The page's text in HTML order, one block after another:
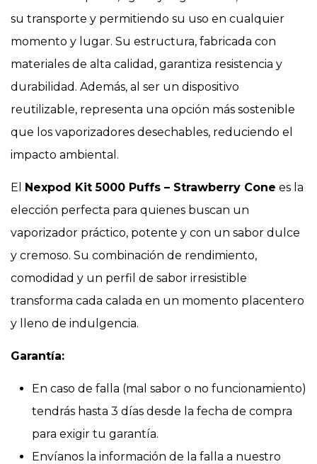
su transporte y permitiendo su uso en cualquier
momento y lugar. Su estructura, fabricada con
materiales de alta calidad, garantiza resistencia y
durabilidad. Además, al ser un dispositivo
reutilizable, representa una opción más sostenible
que los vaporizadores desechables, reduciendo el
impacto ambiental.
El Nexpod Kit 5000 Puffs – Strawberry Cone es la
elección perfecta para quienes buscan un
vaporizador práctico, potente y con un sabor dulce
y cremoso. Su combinación de rendimiento,
comodidad y un perfil de sabor irresistible
transforma cada calada en un momento placentero
y lleno de indulgencia.
Garantía:
En caso de falla (mal sabor o no funcionamiento)
tendrás hasta 3 días desde la fecha de compra
para exigir tu garantía.
Envíanos la información de la falla a nuestro